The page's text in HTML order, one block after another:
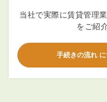
当社で実際に賃貸管理
をご紹
手続きの流れ